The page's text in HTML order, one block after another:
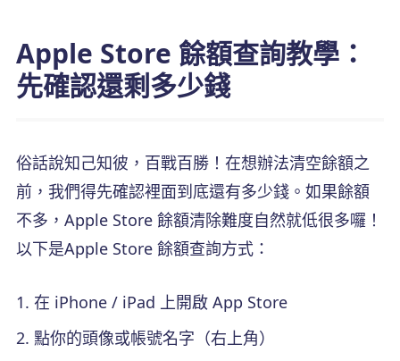
Apple Store 餘額查詢教學：
先確認還剩多少錢
俗話說知己知彼，百戰百勝！在想辦法清空餘額之
前，我們得先確認裡面到底還有多少錢。如果餘額
不多，Apple Store 餘額清除難度自然就低很多囉！
以下是Apple Store 餘額查詢方式：
在 iPhone / iPad 上開啟 App Store
點你的頭像或帳號名字（右上角）